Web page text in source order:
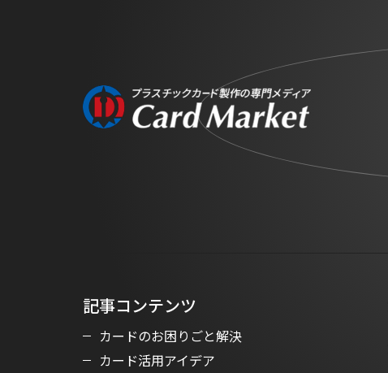
記事コンテンツ
カードのお困りごと解決
カード活用アイデア